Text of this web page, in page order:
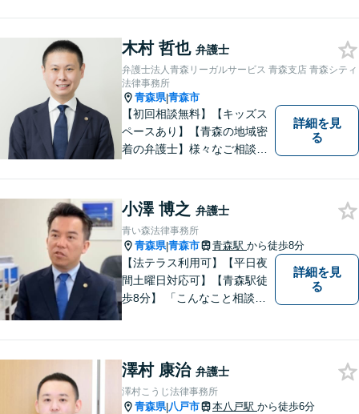
木村 哲也 弁護士
弁護士法人青森リーガルサービス 青森支店 青森シティ
法律事務所
青森県|青森市
【初回相談無料】【キッズス
ペースあり】【青森の地域密
着の弁護士】様々なご相談・
詳細を見
る
小澤 博之 弁護士
青い森法律事務所
青森県|青森市 青森駅 から徒歩8分
【法テラス利用可】【平日夜
間土曜日対応可】【青森駅徒
歩8分】 「こんなこと相談し
い。 皆様が抱えている問題に
真摯に向き合い、ともに解決
いたします。
詳細を見
る
澤村 康治 弁護士
澤村こうじ法律事務所
青森県|八戸市 本八戸駅 から徒歩6分